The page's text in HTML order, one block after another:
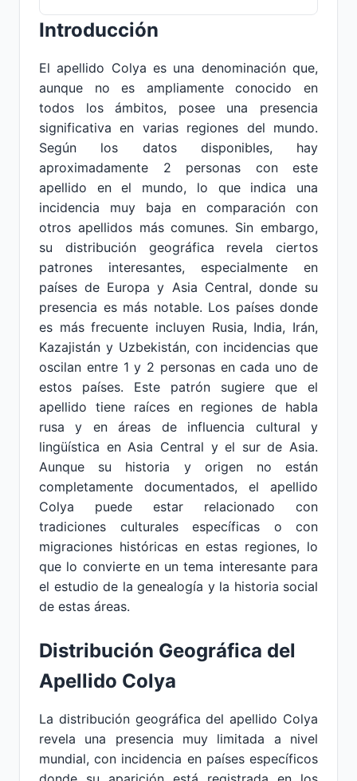
Introducción
El apellido Colya es una denominación que,
aunque no es ampliamente conocido en
todos los ámbitos, posee una presencia
significativa en varias regiones del mundo.
Según los datos disponibles, hay
aproximadamente 2 personas con este
apellido en el mundo, lo que indica una
incidencia muy baja en comparación con
otros apellidos más comunes. Sin embargo,
su distribución geográfica revela ciertos
patrones interesantes, especialmente en
países de Europa y Asia Central, donde su
presencia es más notable. Los países donde
es más frecuente incluyen Rusia, India, Irán,
Kazajistán y Uzbekistán, con incidencias que
oscilan entre 1 y 2 personas en cada uno de
estos países. Este patrón sugiere que el
apellido tiene raíces en regiones de habla
rusa y en áreas de influencia cultural y
lingüística en Asia Central y el sur de Asia.
Aunque su historia y origen no están
completamente documentados, el apellido
Colya puede estar relacionado con
tradiciones culturales específicas o con
migraciones históricas en estas regiones, lo
que lo convierte en un tema interesante para
el estudio de la genealogía y la historia social
de estas áreas.
Distribución Geográfica del
Apellido Colya
La distribución geográfica del apellido Colya
revela una presencia muy limitada a nivel
mundial, con incidencia en países específicos